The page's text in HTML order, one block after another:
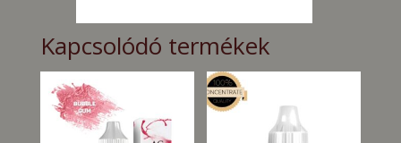
Kapcsolódó termékek